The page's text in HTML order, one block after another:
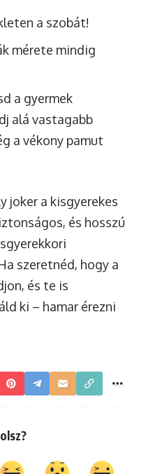
a szobát!
mérete mindig
a gyermek
alá vastagabb
a vékony pamut
joker a kisgyerekes
és hosszú
szeretnéd, hogy a
és te is
ki – hamar érezni